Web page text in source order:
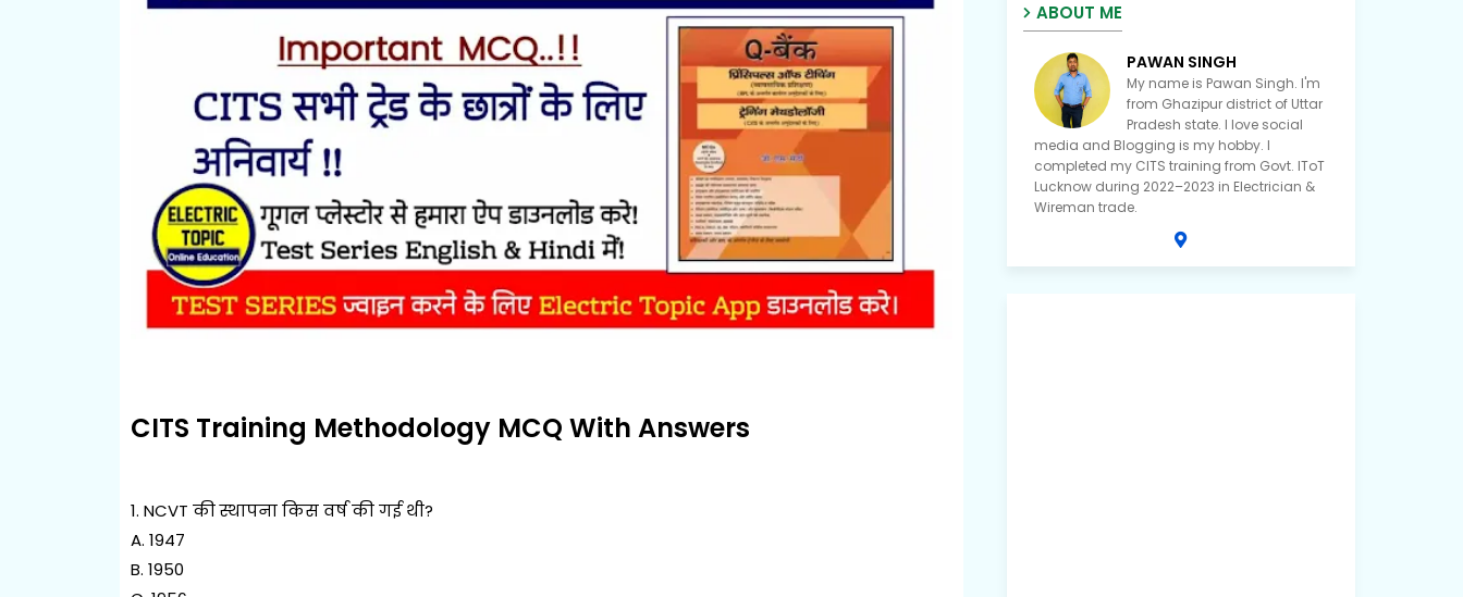
CITS Training Methodology MCQ With Answers
1. NCVT की स्थापना किस वर्ष की गई थी?
A. 1947
B. 1950
ABOUT ME
PAWAN SINGH
My name is Pawan Singh. I'm
from Ghazipur district of Uttar
Pradesh state. I love social
media and Blogging is my hobby. I
completed my CITS training from Govt. IToT
Lucknow during 2022–2023 in Electrician &
Wireman trade.